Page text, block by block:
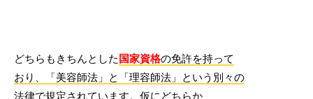
どちらもきちんとした 国家資格の免許を持って
おり、「美容師法」と「理容師法」という別々の
法律で規定されています。 仮にどちらか